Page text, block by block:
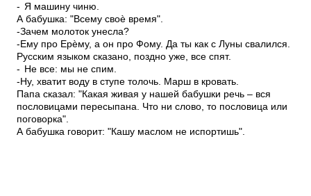
- Я машину чиню.
А бабушка: "Всему своѐ время".
-Зачем молоток унесла?
-Ему про Ерѐму, а он про Фому. Да ты как с Луны свалился.
Русским языком сказано, поздно уже, все спят.
- Не все: мы не спим.
-Ну, хватит воду в ступе толочь. Марш в кровать.
Папа сказал: "Какая живая у нашей бабушки речь – вся
пословицами пересыпана. Что ни слово, то пословица или
поговорка".
А бабушка говорит: "Кашу маслом не испортишь".